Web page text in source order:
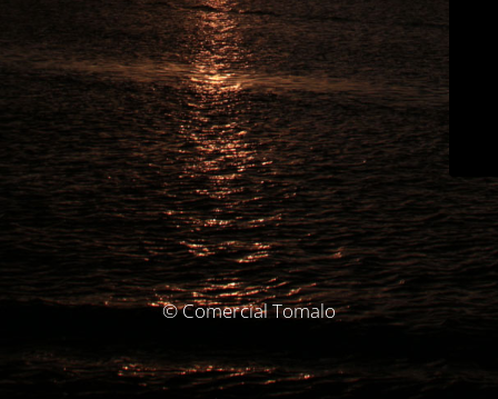
© Comercial Tomalo